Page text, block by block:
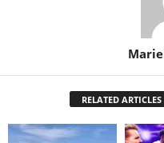
RELATED ARTICLES